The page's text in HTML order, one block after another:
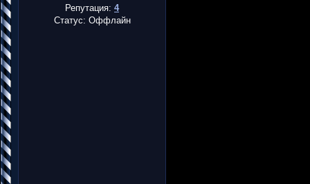
Репутация: 4
Статус: Оффлайн